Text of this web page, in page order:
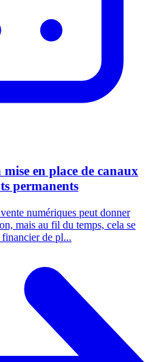
en place de canaux
permanents
numériques peut donner
mais au fil du temps, cela se
de pl...